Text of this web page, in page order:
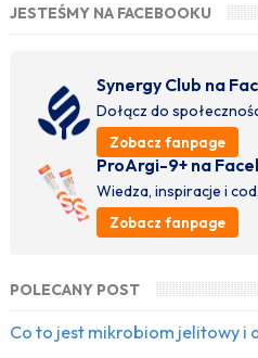
JESTEŚMY NA FACEBOOKU
Synergy Club na
Dołącz do
Zobacz fanpage
ProArgi-9+ na
Wiedza, inspiracje i
Zobacz fanpage
POLECANY POST
Co to jest mikrobiom jelitowy i